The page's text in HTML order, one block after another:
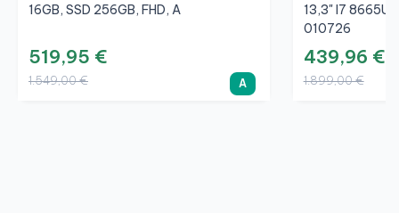
16GB, SSD 256GB, FHD, A
519,95 €
1.549,00 € A
13,3" I7 8665U,
010726
439,96 €
1.899,00 €